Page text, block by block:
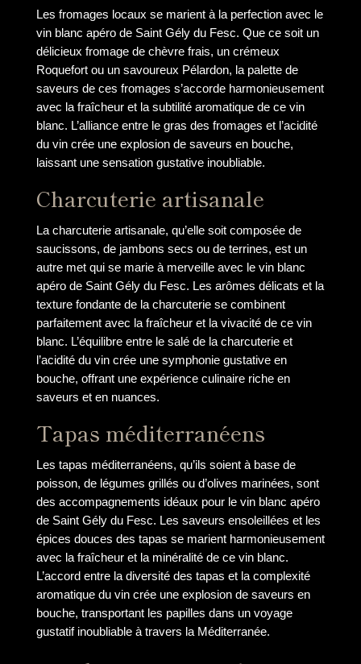
Les fromages locaux se marient à la perfection avec le
vin blanc apéro de Saint Gély du Fesc. Que ce soit un
délicieux fromage de chèvre frais, un crémeux
Roquefort ou un savoureux Pélardon, la palette de
saveurs de ces fromages s’accorde harmonieusement
avec la fraîcheur et la subtilité aromatique de ce vin
blanc. L’alliance entre le gras des fromages et l’acidité
du vin crée une explosion de saveurs en bouche,
laissant une sensation gustative inoubliable.
Charcuterie artisanale
La charcuterie artisanale, qu’elle soit composée de
saucissons, de jambons secs ou de terrines, est un
autre met qui se marie à merveille avec le vin blanc
apéro de Saint Gély du Fesc. Les arômes délicats et la
texture fondante de la charcuterie se combinent
parfaitement avec la fraîcheur et la vivacité de ce vin
blanc. L’équilibre entre le salé de la charcuterie et
l’acidité du vin crée une symphonie gustative en
bouche, offrant une expérience culinaire riche en
saveurs et en nuances.
Tapas méditerranéens
Les tapas méditerranéens, qu’ils soient à base de
poisson, de légumes grillés ou d’olives marinées, sont
des accompagnements idéaux pour le vin blanc apéro
de Saint Gély du Fesc. Les saveurs ensoleillées et les
épices douces des tapas se marient harmonieusement
avec la fraîcheur et la minéralité de ce vin blanc.
L’accord entre la diversité des tapas et la complexité
aromatique du vin crée une explosion de saveurs en
bouche, transportant les papilles dans un voyage
gustatif inoubliable à travers la Méditerranée.